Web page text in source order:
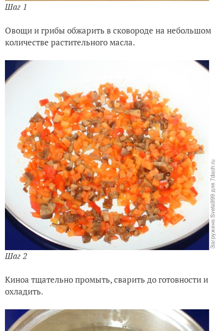
Шаг 1
Овощи и грибы обжарить в сковороде на небольшом
количестве растительного масла.
Шаг 2
Киноа тщательно промыть, сварить до готовности и
охладить.